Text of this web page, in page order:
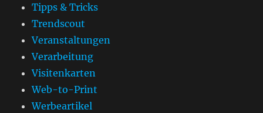
Tipps & Tricks
Trendscout
Veranstaltungen
Verarbeitung
Visitenkarten
Web-to-Print
Werbeartikel